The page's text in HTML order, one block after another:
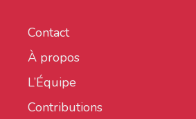
Contact
À propos
L’Équipe
Contributions